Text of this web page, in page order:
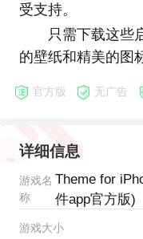
受支持。
只需下载这些
的壁纸和精美的图
官方版 无广告
详细信息
游戏名
称
Theme for
件app官方版)
游戏大小